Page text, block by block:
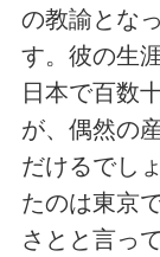
の教諭とな
す。彼の生
日本で百数
が、偶然の
だけるでし
たのは東京
さとと言っ